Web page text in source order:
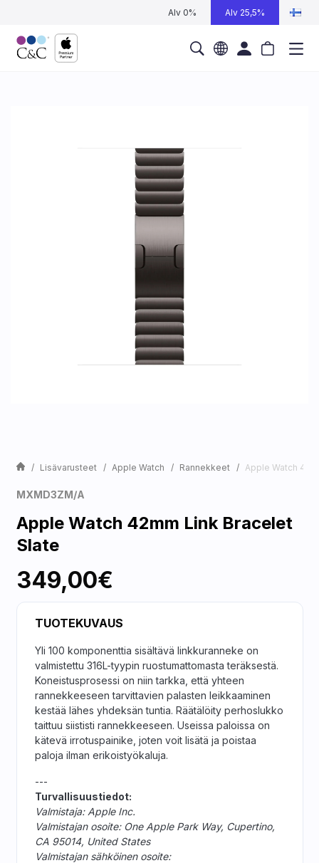
Alv 0% Alv 25,5%
Lisävarusteet Apple Watch Rannekkeet Apple Watch
MXMD3ZM/A
Apple Watch 42mm Link Bracelet
Slate
349,00€
TUOTEKUVAUS
Yli 100 komponenttia sisältävä linkkuranneke on
valmistettu 316L-tyypin ruostumattomasta teräksestä.
Koneistusprosessi on niin tarkka, että yhteen
rannekkeeseen tarvittavien palasten leikkaaminen
kestää lähes yhdeksän tuntia. Räätälöity perhoslukko
taittuu siististi rannekkeeseen. Useissa paloissa on
kätevä irrotuspainike, joten voit lisätä ja poistaa
paloja ilman erikoistyökaluja.
---
Turvallisuustiedot:
Valmistaja: Apple Inc.
Valmistajan osoite: One Apple Park Way, Cupertino,
CA 95014, United States
Valmistajan sähköinen osoite: